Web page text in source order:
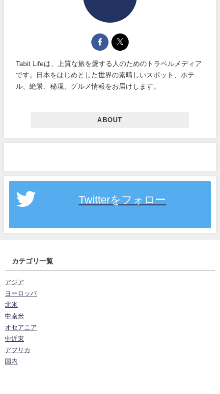
Tabit Lifeは、上質な旅を愛する人のためのトラベルメディア
です。日本をはじめとした世界の素晴しいスポット、ホテ
ル、絶景、秘境、グルメ情報をお届けします。
ABOUT
Twitterをフォロー
カテゴリ一覧
アジア
ヨーロッパ
北米
中南米
オセアニア
中近東
アフリカ
国内